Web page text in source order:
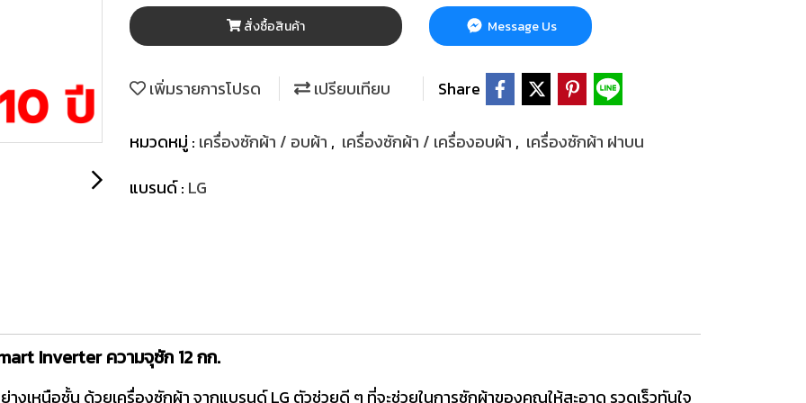
สั่งซื้อสินค้า Message Us
เพิ่มรายการโปรด เปรียบเทียบ Share
หมวดหมู่ : เครื่องซักผ้า / อบผ้า , เครื่องซักผ้า / เครื่องอบผ้า , เครื่องซักผ้า ฝาบน
แบรนด์ : LG
Inverter ความจุซัก 12 กก.
เหนือชั้น ด้วยเครื่องซักผ้า จากแบรนด์ LG ตัวช่วยดี ๆ ที่จะช่วยในการซักผ้าของคุณให้สะอาด รวดเร็วทันใจ